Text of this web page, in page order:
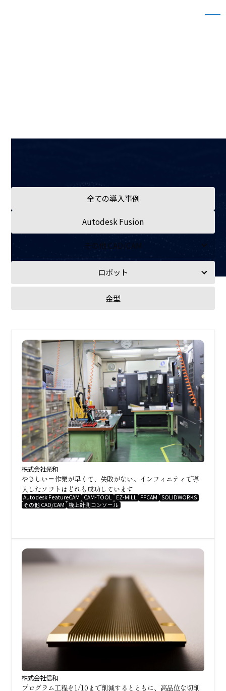
全ての導入事例
Autodesk Fusion
その他 CAD/CAM
Autodesk FeatureCAM
CAM-TOOL
CAMWorks
SOLIDWORKS
機上計測コンソール
ロボット
アプリケーション
加工
金型
株式会社光和
やさしい＝作業が早くて、失敗がない。インフィニティで導
入したソフトはどれも成功しています
Autodesk FeatureCAM CAM-TOOL EZ-MILL FFCAM
SOLIDWORKS
その他 CAD/CAM
機上計測コンソール
株式会社信和
プログラム工程を1/10まで削減するとともに、高品位な切削